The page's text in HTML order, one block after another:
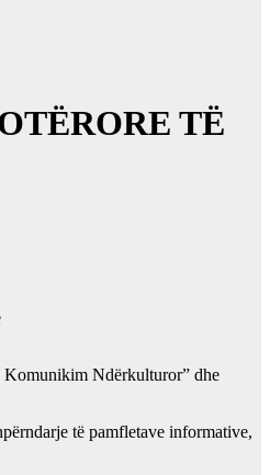
TË
Komunikim Ndërkulturor” dhe
të pamfletave informative,